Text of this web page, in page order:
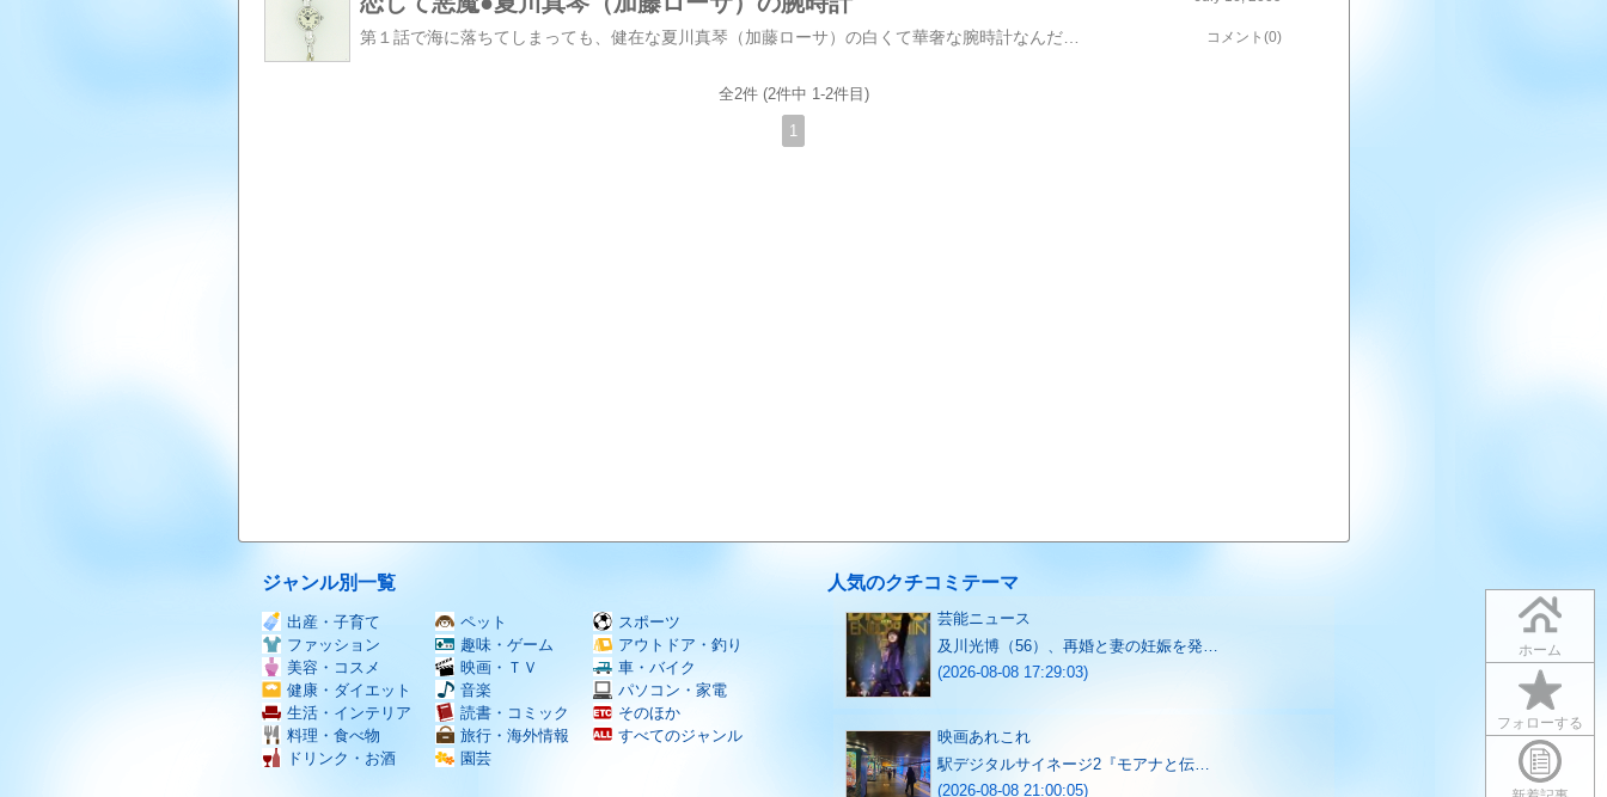
ホーム
フォローする
第１話で海に落ちてしまっても、健在な夏川真琴（加藤ローサ）の白くて華奢な腕時計なんだか気になって探しましたｗ本来時計は小さくてアップになりづらく難しいことが多いのですが、割と個性的な形になっていたのでヨカッタんで、気になる海中ドボンした時計、３気圧防水でした（笑）なるほどなるほど。じゃあ、あのくらいなら大丈夫なのかな？なかなか、時計を海中ドボンってないけれど第１話の８分過ぎ、ルカの手の傷を見ようとしているところで一瞬アップになりますｂ餃子臭をクサイといわれたシーンでも見えるはず。こっちのがハッキリ見えますね。うん。ハｯ！と口を手で押さえるしぐさが可愛かったですねベルトだけ見えるシーンもあるし。。まーずっと見てれば（笑）しっかしどこから見ても美人ですなーローサちゃんはぁ。。。 で、決め手はアップになった時の文字盤とベルトのつなぎ目の形がピッタリ一致したこと。色は似たものもありましたが似ている方はベルト部分がシマシマなのですが実際に映像を見ると、プレーンなホワイトだったので型番を特定できました。うん。これで間違いないハズ。たぶん美術協力もしてるしねｂええっとRosemontのクライミングローズシリーズ型番：RS#4-0726,250円（税込み）クォーツムーブメント ステンレススチールケース 直径21mm ミネラルガラス 3気圧防水機能ベルトリングに14個のジルコニア ブラッククロームカラー・ローマン白文字盤 スイス製 木製BOX入り コメント(0)
全2件 (2件中 1-2件目)
1
ジャンル別一覧
出産・子育て
ファッション
美容・コスメ
健康・ダイエット
生活・インテリア
料理・食べ物
ドリンク・お酒
ペット
趣味・ゲーム
映画・ＴＶ
音楽
読書・コミック
旅行・海外情報
園芸
スポーツ
アウトドア・釣り
車・バイク
パソコン・家電
そのほか
すべてのジャンル
人気のクチコミテーマ
芸能ニュース
及川光博（56）、再婚と妻の妊娠を発…
(2026-08-08 17:29:03)
映画あれこれ
駅デジタルサイネージ2『モアナと伝…
(2026-08-08 21:00:05)